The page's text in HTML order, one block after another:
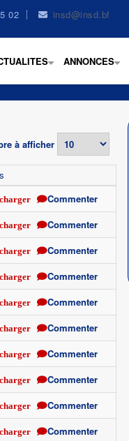
02 insd@insd.bf
+ +
ANNONCES
à afficher
Commenter
Commenter
Commenter
Commenter
Commenter
Commenter
Commenter
Commenter
Commenter
Commenter